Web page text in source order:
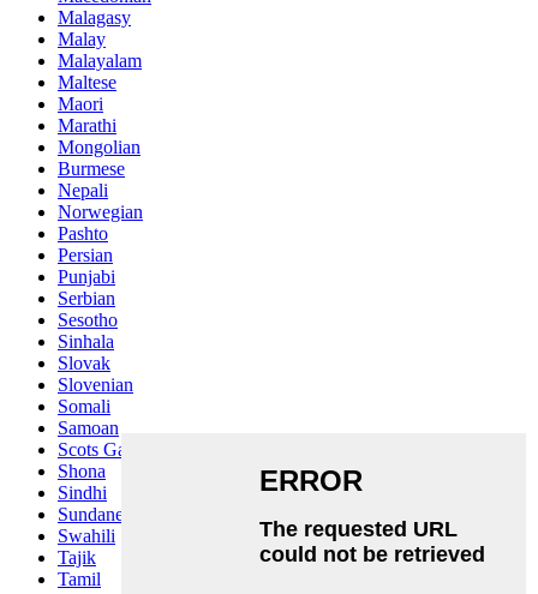
Malagasy
Malay
Malayalam
Maltese
Maori
Marathi
Mongolian
Burmese
Nepali
Norwegian
Pashto
Persian
Punjabi
Serbian
Sesotho
Sinhala
Slovak
Slovenian
Somali
Samoan
Scots Gaelic
Shona
Sindhi
Sundanese
Swahili
Tajik
Tamil